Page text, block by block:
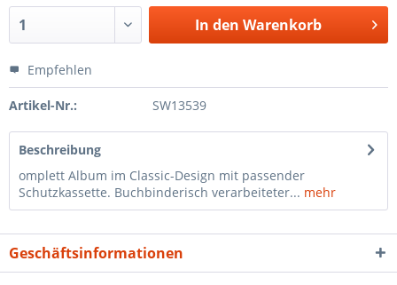
In den Warenkorb
Empfehlen
Artikel-Nr.: SW13539
Beschreibung
omplett Album im Classic-Design mit passender
Schutzkassette. Buchbinderisch verarbeiteter... mehr
Geschäftsinformationen